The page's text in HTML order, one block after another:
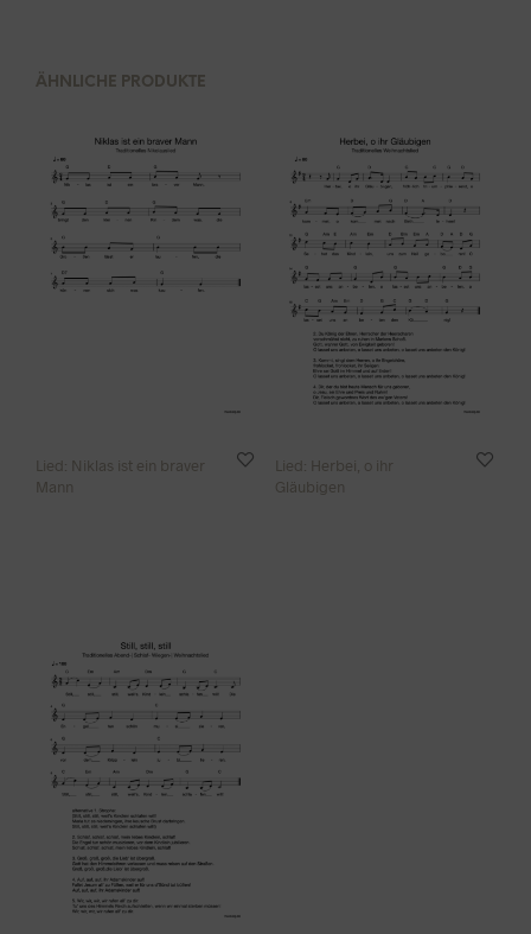
ÄHNLICHE PRODUKTE
Lied: Niklas ist ein braver
Mann
Lied: Herbei, o ihr
Gläubigen